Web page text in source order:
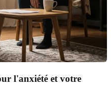
l'anxiété et votre